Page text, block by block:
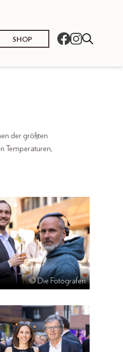
SHOP
der größten
Temperaturen,
© Die Fotografen